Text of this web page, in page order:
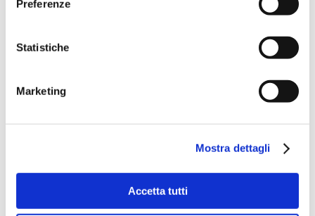
Preferenze
Statistiche
Marketing
Mostra dettagli
Accetta tutti
settembre, si tratta di gite in
stelle’, ovvero tutte le ville più
inaccessibili di personaggi
famosi.
Cannes